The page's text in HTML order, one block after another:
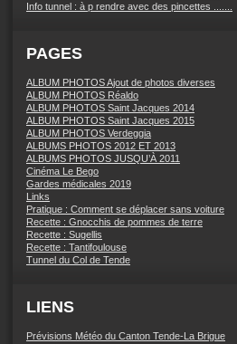
Info tunnel : à p rendre avec des pincettes .......
PAGES
ALBUM PHOTOS Ajout de photos diverses
ALBUM PHOTOS Réaldo
ALBUM PHOTOS Saint Jacques 2014
ALBUM PHOTOS Saint Jacques 2015
ALBUM PHOTOS Verdeggia
ALBUMS PHOTOS 2012 ET 2013
ALBUMS PHOTOS JUSQU’À 2011
Cinéma Le Bego
Gardes médicales 2019
Links
Pratique : Comment se déplacer sans voiture
Recette : Gnocchis de pommes de terre
Recette : Sugellis
Recette : Tantifoulouse
Tunnel du Col de Tende
LIENS
Prévisions Météo du Canton Tende-La Brigue